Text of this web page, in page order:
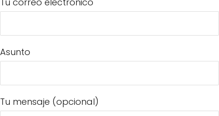
Asunto
Tu mensaje (opcional)